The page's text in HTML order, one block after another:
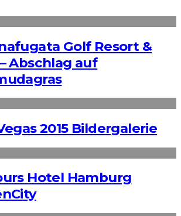
Golf Resort &
Abschlag auf
2015 Bildergalerie
Hotel Hamburg